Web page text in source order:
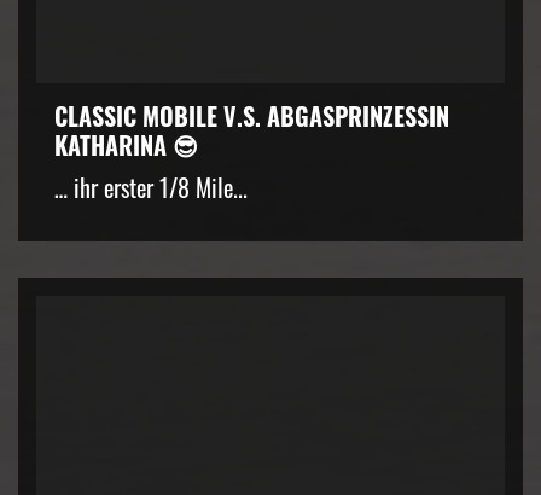
CLASSIC MOBILE V.S. ABGASPRINZESSIN
KATHARINA 😎
… ihr erster 1/8 Mile...